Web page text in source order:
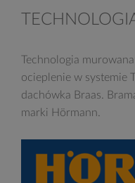
Technologia
ocieplenie w systemie
dachówka Braas.
marki Hörmann.